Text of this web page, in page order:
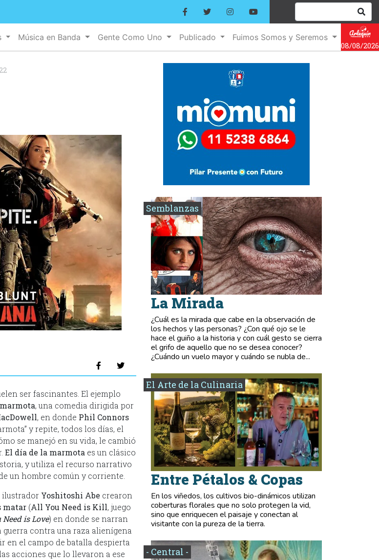
Música en Banda Gente Como Uno Publicado
Fuimos Somos y Seremos
08/08/2026
ser fascinantes. El ejemplo
, una comedia dirigida por
, en donde Phil Connors
y repite, todos los días, el
se manejó en su vida, le cambió
El día de la marmota es un clásico
y utiliza el recurso narrativo
un hombre común y corriente.
ilustrador Yoshitoshi Abe crearon
matar (All You Need is Kill, juego
is Love) en donde se narran
guerra contra una raza alienígena
en el campo de batalla despierta
acciones que lo llevaron a ese
Semblanzas
La Mirada
¿Cuál es la mirada que cabe en la observación de
los hechos y las personas? ¿Con qué ojo se le
hace el guiño a la historia y con cuál gesto se cierra
el grifo de aquello que no se desea conocer?
¿Cuándo un vuelo mayor y cuándo se nubla de...
El Arte de la Culinaria
Entre Pétalos & Copas
En los viñedos, los cultivos bio-dinámicos utilizan
coberturas florales que no solo protegen la vid,
sino que enriquecen el paisaje y conectan al
visitante con la pureza de la tierra.
- Central -